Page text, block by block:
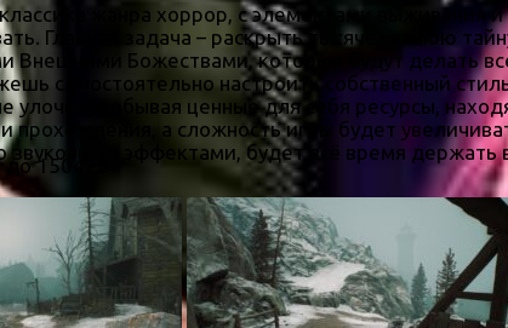
жанра хоррор, с элементами выживания
Главная задача – раскрыть тысячелетнюю
Внешними Божествами, которые будут делать
самостоятельно настроить собственный
добывая ценные для себя ресурсы,
а сложность игры будет
звуковыми эффектами, будет всё время держать
150425